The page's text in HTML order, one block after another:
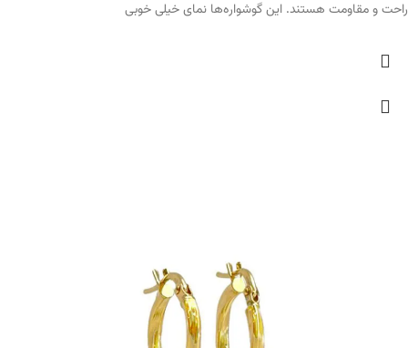
راحت و مقاومت هستند. این گوشواره‌ها نمای خیلی خوبی